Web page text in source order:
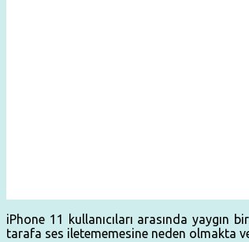
iPhone 11 kullanıcıları arasında yaygın
tarafa ses iletememesine neden olmakta